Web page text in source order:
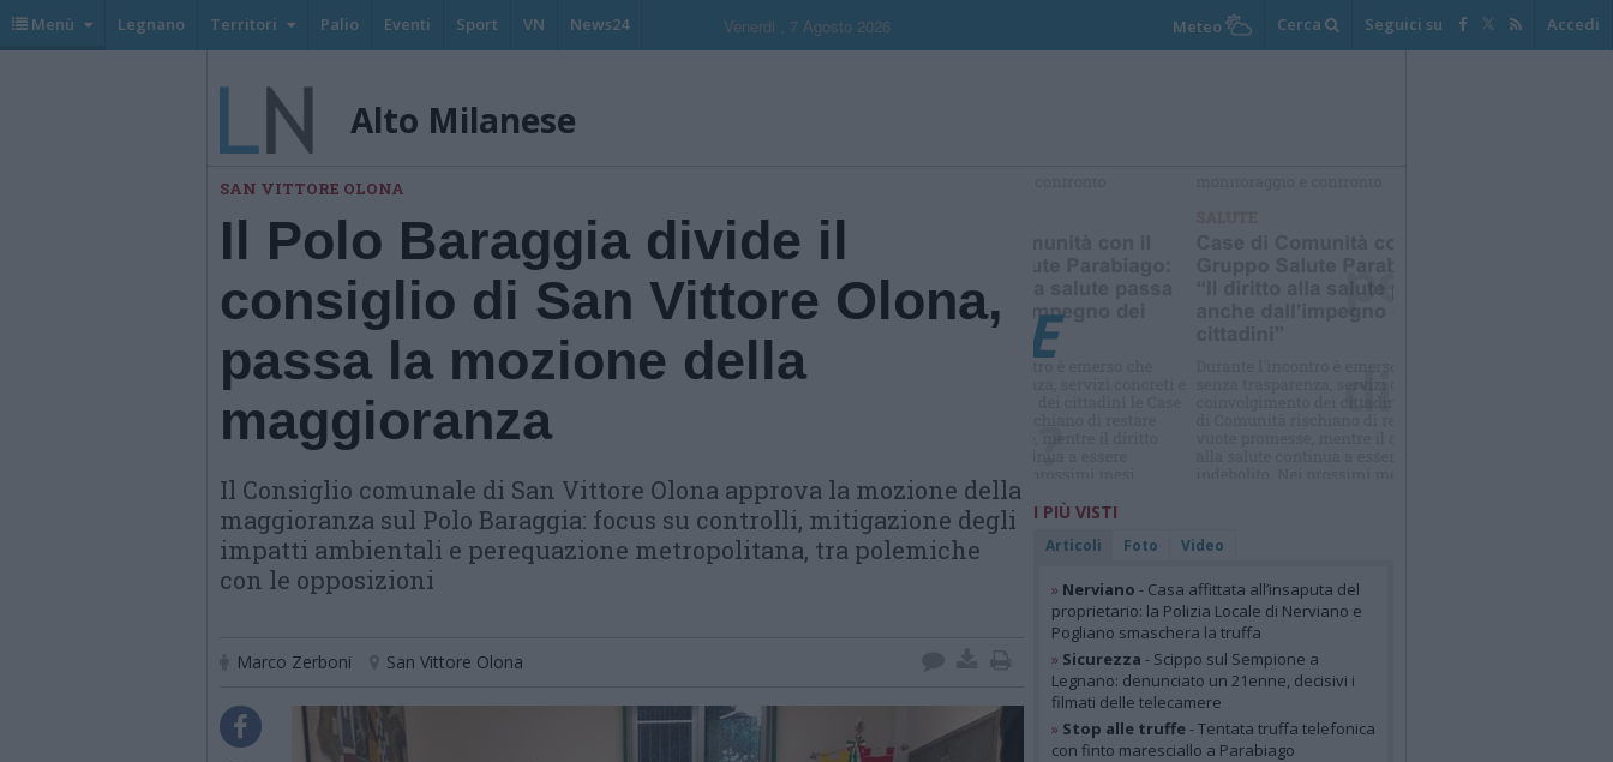
Menù Legnano Territori Palio Eventi Sport VN News24 Venerdi , 7 Agosto 2026 Meteo Cerca Seguici su Accedi
Alto Milanese
SAN VITTORE OLONA
Il Polo Baraggia divide il
consiglio di San Vittore Olona,
passa la mozione della
maggioranza
Il Consiglio comunale di San Vittore Olona approva la mozione della
maggioranza sul Polo Baraggia: focus su controlli, mitigazione degli
impatti ambientali e perequazione metropolitana, tra polemiche
con le opposizioni
Marco Zerboni San Vittore Olona
I PIÙ VISTI
Articoli Foto Video
» Nerviano - Casa affittata all’insaputa del
proprietario: la Polizia Locale di Nerviano e
Pogliano smaschera la truffa
» Sicurezza - Scippo sul Sempione a
Legnano: denunciato un 21enne, decisivi i
filmati delle telecamere
» Stop alle truffe- Tentata truffa telefonica
con finto maresciallo a Parabiago